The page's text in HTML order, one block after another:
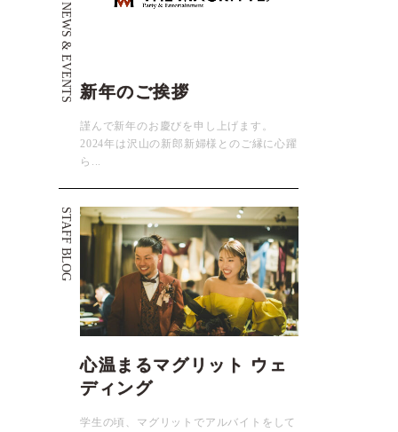
新年のご挨拶
NEWS & EVENTS
謹んで新年のお慶びを申し上げます。
2024年は沢山の新郎新婦様とのご縁に心躍
ら...
心温まるマグリット ウェ
ディング
STAFF BLOG
学生の頃、マグリットでアルバイトをして